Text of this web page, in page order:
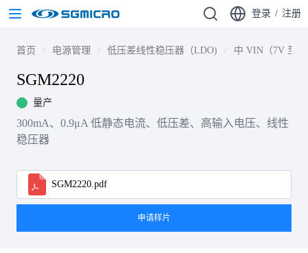
登录 / 注册
首页 电源管理 低压差线性稳压器（LDO) 中 VIN（7V 至
SGM2220
量产
300mA、0.9μA 低静态电流、低压差、高输入电压、线性
稳压器
SGM2220.pdf
申请样片